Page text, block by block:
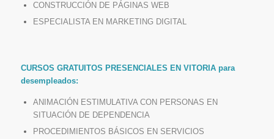
CONSTRUCCIÓN DE PÁGINAS WEB
ESPECIALISTA EN MARKETING DIGITAL
CURSOS GRATUITOS PRESENCIALES EN VITORIA para
desempleados:
ANIMACIÓN ESTIMULATIVA CON PERSONAS EN
SITUACIÓN DE DEPENDENCIA
PROCEDIMIENTOS BÁSICOS EN SERVICIOS